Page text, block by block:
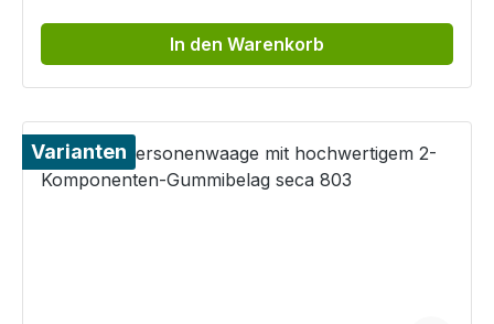
In den Warenkorb
Varianten